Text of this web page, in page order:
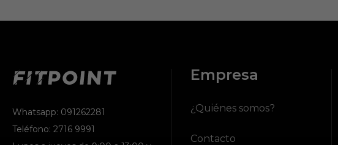
Whatsapp: 091262281
Teléfono: 2716 9991
Empresa
¿Quiénes somos?
Contacto